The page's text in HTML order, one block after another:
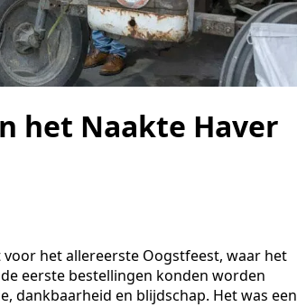
het Naakte Haver
het allereerste Oogstfeest, waar het
eerste bestellingen konden worden
dankbaarheid en blijdschap. Het was een